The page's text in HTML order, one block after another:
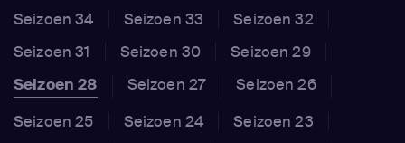
Seizoen 34
Seizoen 33
Seizoen 32
Seizoen 31
Seizoen 30
Seizoen 29
Seizoen 28
Seizoen 27
Seizoen 26
Seizoen 25
Seizoen 24
Seizoen 23